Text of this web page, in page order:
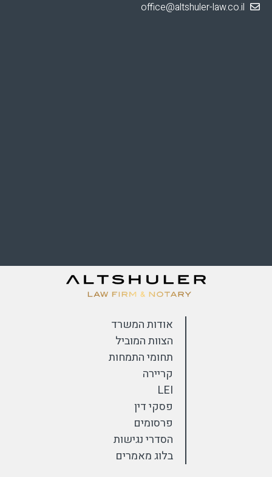
אודות המשרד
הצוות המוביל
תחומי התמחות
קריירה
LEI
פסקי דין
פרסומים
הסדרי נגישות
בלוג מאמרים